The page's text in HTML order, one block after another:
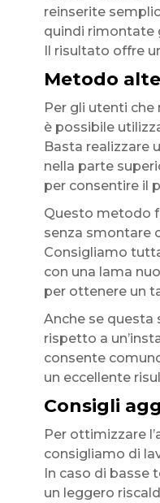
reinserite
quindi rimontate
Il risultato offre
Metodo
Per gli utenti che
è possibile
Basta realizzare
nella parte
per consentire il
Questo metodo
senza smontare
Consigliamo
con una lama
per ottenere un
Anche se questa
rispetto a
consente
un eccellente
Consigli
Per ottimizzare
consigliamo di
In caso di basse
un leggero